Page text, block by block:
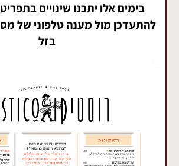
בימים אלו יתכנו שינויים
להתעדכן ‏מול מענה טלפוני של
בזל